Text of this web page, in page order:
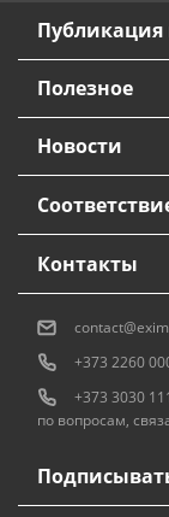
Полезное
Новости
Контакты
+373 2260
+373 3030
по вопросам,